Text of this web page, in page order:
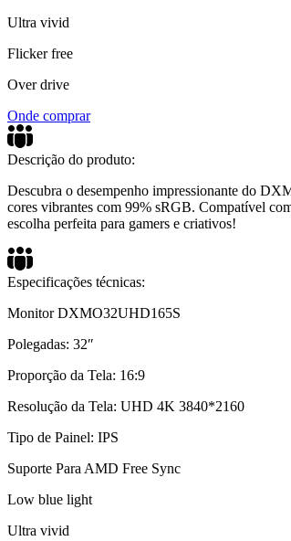
Ultra vivid
Flicker free
Over drive
Onde comprar
Descrição do produto:
Descubra o desempenho impressionante do
cores vibrantes com 99% sRGB. Compatível
escolha perfeita para gamers e criativos!
Especificações técnicas:
Monitor DXMO32UHD165S
Polegadas: 32″
Proporção da Tela: 16:9
Resolução da Tela: UHD 4K 3840*2160
Tipo de Painel: IPS
Suporte Para AMD Free Sync
Low blue light
Ultra vivid